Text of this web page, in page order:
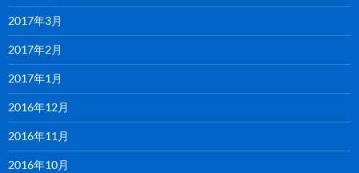
2017年3月
2017年2月
2017年1月
2016年12月
2016年11月
2016年10月